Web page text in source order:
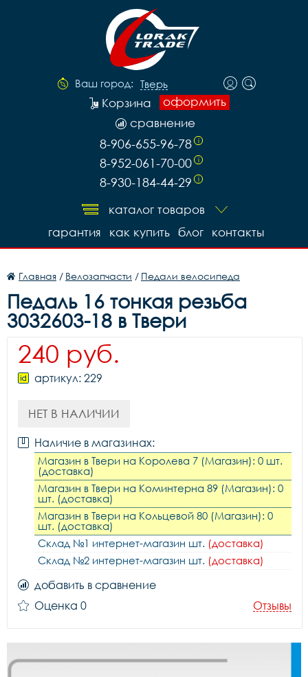
Ваш город: Тверь
оформить
Корзина
сравнение
8-906-655-96-78 i
8-952-061-70-00 i
8-930-184-44-29 i
каталог товаров
контакты
блог
как купить
гарантия
Главная / Велозапчасти / Педали велосипеда
Педаль 16 тонкая резьба
3032603-18 в Твери
240 руб.
артикул: 229
НЕТ В НАЛИЧИИ
Наличие в магазинах:
Магазин в Твери на Королева 7 (Магазин): 0 шт.
(доставка)
Магазин в Твери на Коминтерна 89 (Магазин): 0
шт. (доставка)
Магазин в Твери на Кольцевой 80 (Магазин): 0
шт. (доставка)
Склад №1 интернет-магазин шт. (доставка)
Склад №2 интернет-магазин шт. (доставка)
добавить в сравнение
Оценка 0
Отзывы